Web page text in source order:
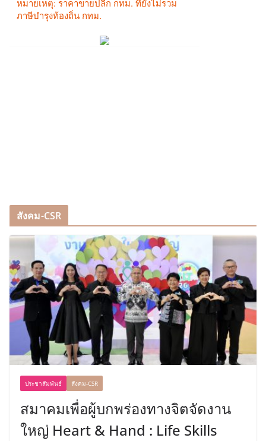
สังคม-CSR
ประชาสัมพันธ์ สังคม-CSR
สมาคมเพื่อผู้บกพร่องทางจิตจัดงาน
ใหญ่ Heart & Hand : Life Skills